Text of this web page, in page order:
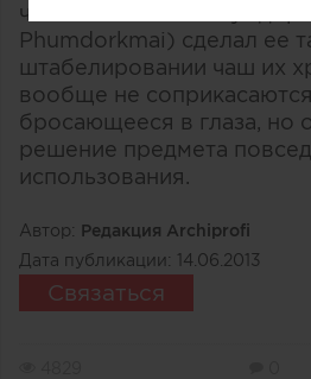
чаш Neo: Феликс
Phumdorkmai) сделал ее
штабелировании чаш их
вообще не
бросающееся в глаза, но
решение предмета
использования.
Автор: Редакция Archiprofi
Дата публикации: 14.06.2013
Связаться